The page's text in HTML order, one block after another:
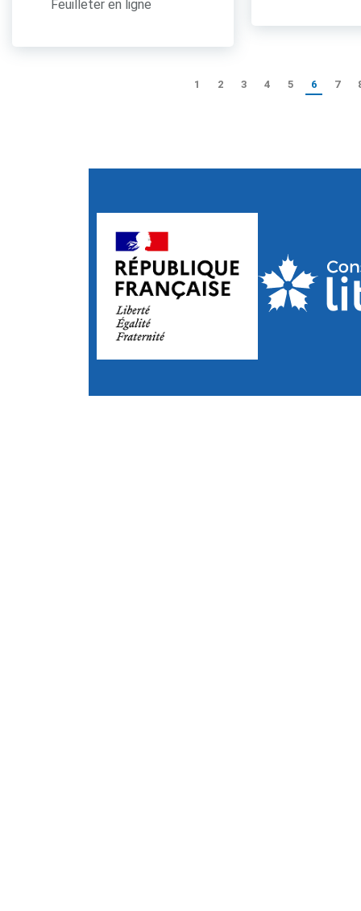
Feuilleter en ligne
1 2 3 4 5 6 7